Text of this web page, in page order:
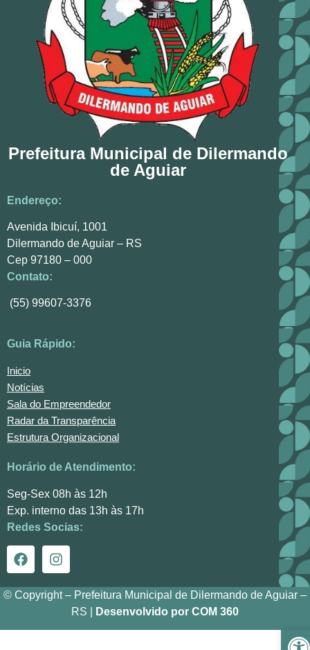
Prefeitura Municipal de Dilermando
de Aguiar
Endereço:
Avenida Ibicuí, 1001
Dilermando de Aguiar – RS
Cep 97180 – 000
Contato:
(55) 99607-3376
Guia Rápido:
Inicio
Notícias
Sala do Empreendedor
Radar da Transparência
Estrutura Organizacional
Horário de Atendimento:
Seg-Sex 08h às 12h
Exp. interno das 13h às 17h
Redes Socias:
© Copyright – Prefeitura Municipal de Dilermando de Aguiar –
RS |
Desenvolvido por COM 360